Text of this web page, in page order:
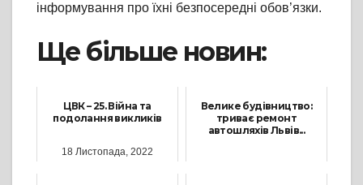
інформування про їхні безпосередні обов’язки.
Ще більше новин:
ЦВК – 25. Війна та
подолання викликів
18 Листопада, 2022
Велике будівництво:
триває ремонт
автошляхів Львів...